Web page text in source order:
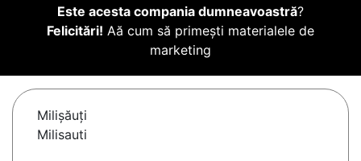
Este acesta compania dumneavoastră?
Felicitări! Aă cum să primești materialele de
marketing
Milişăuţi
Milisauti